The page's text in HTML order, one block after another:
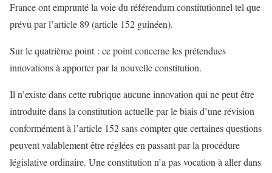
France ont emprunté la voie du référendum constitutionnel tel que
prévu par l’article 89 (article 152 guinéen).
Sur le quatrième point : ce point concerne les prétendues
innovations à apporter par la nouvelle constitution.
Il n’existe dans cette rubrique aucune innovation qui ne peut être
introduite dans la constitution actuelle par le biais d’une révision
conformément à l’article 152 sans compter que certaines questions
peuvent valablement être réglées en passant par la procédure
législative ordinaire. Une constitution n’a pas vocation à aller dans